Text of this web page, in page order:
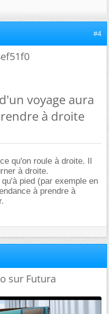
#4
voyage aura
à droite
qu'on roule à droite. Il
à droite.
pied (par exemple en
à prendre à
sur Futura